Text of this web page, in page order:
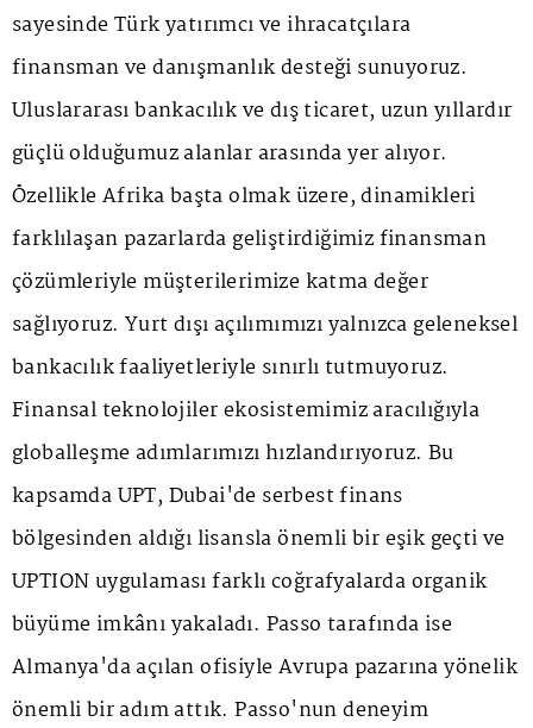
sayesinde Türk yatırımcı ve ihracatçılara
finansman ve danışmanlık desteği sunuyoruz.
Uluslararası bankacılık ve dış ticaret, uzun yıllardır
güçlü olduğumuz alanlar arasında yer alıyor.
Özellikle Afrika başta olmak üzere, dinamikleri
farklılaşan pazarlarda geliştirdiğimiz finansman
çözümleriyle müşterilerimize katma değer
sağlıyoruz. Yurt dışı açılımımızı yalnızca geleneksel
bankacılık faaliyetleriyle sınırlı tutmuyoruz.
Finansal teknolojiler ekosistemimiz aracılığıyla
globalleşme adımlarımızı hızlandırıyoruz. Bu
kapsamda UPT, Dubai'de serbest finans
bölgesinden aldığı lisansla önemli bir eşik geçti ve
UPTION uygulaması farklı coğrafyalarda organik
büyüme imkânı yakaladı. Passo tarafında ise
Almanya'da açılan ofisiyle Avrupa pazarına yönelik
önemli bir adım attık. Passo'nun deneyim